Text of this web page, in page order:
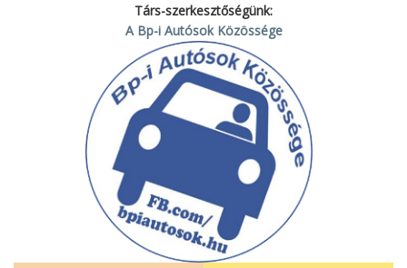
Társ-szerkesztőségünk:
A Bp-i Autósok Közössége